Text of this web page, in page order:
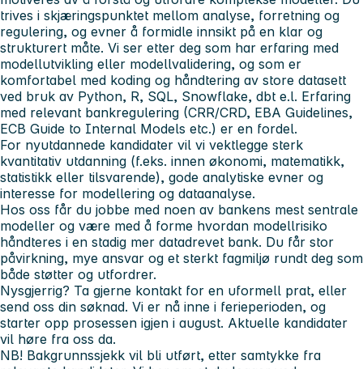
trives i skjæringspunktet mellom analyse, forretning og
regulering, og evner å formidle innsikt på en klar og
strukturert måte. Vi ser etter deg som har erfaring med
modellutvikling eller modellvalidering, og som er
komfortabel med koding og håndtering av store datasett
ved bruk av Python, R, SQL, Snowflake, dbt e.l. Erfaring
med relevant bankregulering (CRR/CRD, EBA Guidelines,
ECB Guide to Internal Models etc.) er en fordel.
For nyutdannede kandidater vil vi vektlegge sterk
kvantitativ utdanning (f.eks. innen økonomi, matematikk,
statistikk eller tilsvarende), gode analytiske evner og
interesse for modellering og dataanalyse.
Hos oss får du jobbe med noen av bankens mest sentrale
modeller og være med å forme hvordan modellrisiko
håndteres i en stadig mer datadrevet bank. Du får stor
påvirkning, mye ansvar og et sterkt fagmiljø rundt deg som
både støtter og utfordrer.
Nysgjerrig? Ta gjerne kontakt for en uformell prat, eller
send oss din søknad. Vi er nå inne i ferieperioden, og
starter opp prosessen igjen i august. Aktuelle kandidater
vil høre fra oss da.
NB! Bakgrunnssjekk vil bli utført, etter samtykke fra